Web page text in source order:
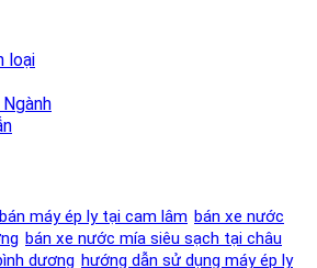
loại
bán máy ép ly tại cam lâm bán xe nước
bán xe nước mía siêu sạch tại châu
dương hướng dẫn sử dụng máy ép ly